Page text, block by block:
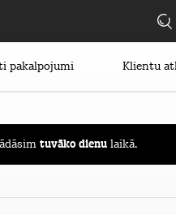
pakalpojumi Klientu
tuvāko dienu laikā.